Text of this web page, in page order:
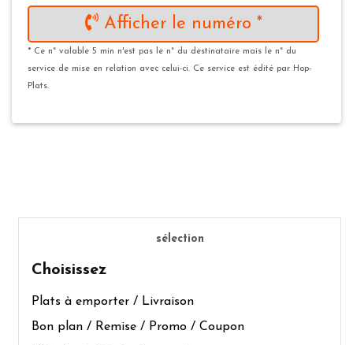
Afficher le numéro *
* Ce n° valable 5 min n'est pas le n° du destinataire mais le n° du
service de mise en relation avec celui-ci. Ce service est édité par Hop-
Plats.
sélection
Choisissez
Plats à emporter / Livraison
Bon plan / Remise / Promo / Coupon